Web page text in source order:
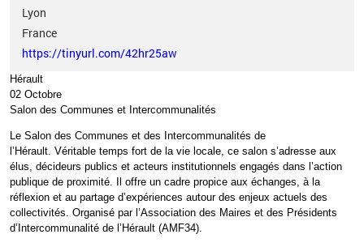
Lyon
France
https://tinyurl.com/42hr25aw
Hérault
02 Octobre
Salon des Communes et Intercommunalités
Le Salon des Communes et des Intercommunalités de
l’Hérault. Véritable temps fort de la vie locale, ce salon s’adresse aux
élus, décideurs publics et acteurs institutionnels engagés dans l’action
publique de proximité. Il offre un cadre propice aux échanges, à la
réflexion et au partage d’expériences autour des enjeux actuels des
collectivités. Organisé par l’Association des Maires et des Présidents
d’Intercommunalité de l’Hérault (AMF34).